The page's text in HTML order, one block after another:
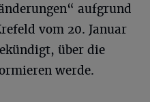
aufgrund
vom 20. Januar
über die
werde.